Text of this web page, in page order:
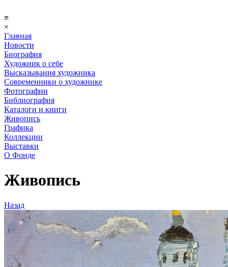
≡
×
Главная
Новости
Биография
Художник о себе
Выcказывания художника
Современники о художнике
Фотографии
Библиография
Каталоги и книги
Живопись
Графика
Коллекции
Выставки
О Фонде
Живопись
Назад